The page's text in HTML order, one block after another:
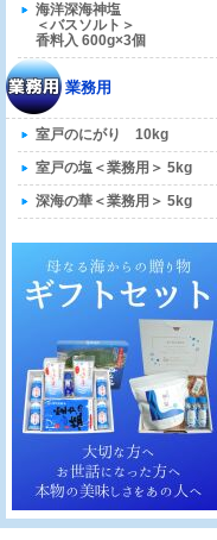
海洋深海神塩
＜バスソルト＞
香料入 600g×3個
業務用
室戸のにがり 10kg
室戸の塩＜業務用＞ 5kg
深海の華＜業務用＞ 5kg